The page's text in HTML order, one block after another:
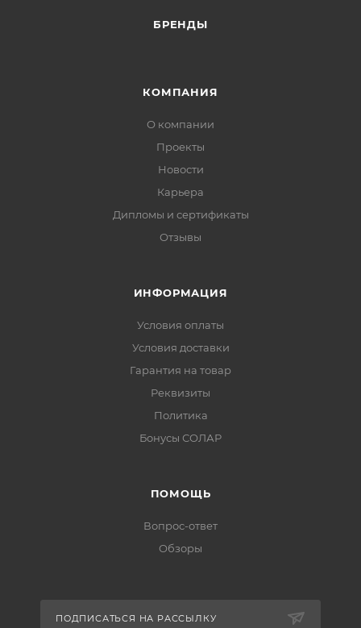
БРЕНДЫ
КОМПАНИЯ
О компании
Проекты
Новости
Карьера
Дипломы и сертификаты
Отзывы
ИНФОРМАЦИЯ
Условия оплаты
Условия доставки
Гарантия на товар
Реквизиты
Политика
Бонусы СОЛАР
ПОМОЩЬ
Вопрос-ответ
Обзоры
ПОДПИСАТЬСЯ НА РАССЫЛКУ